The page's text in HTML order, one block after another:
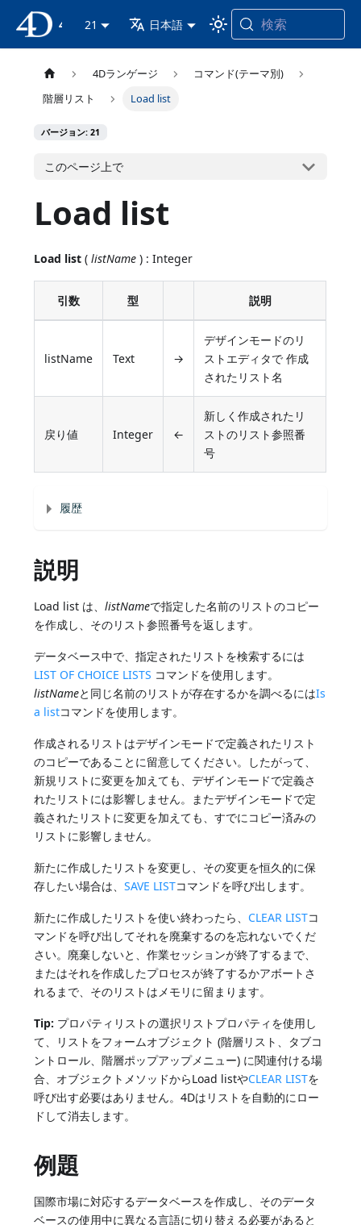
21 日本語 検索
4Dランゲージ
コマンド(テーマ別)
階層リスト
Load list
バージョン: 21
このページ上で
Load list
Load list (listName ) : Integer
引数 型 説明
listName Text →
デザインモードのリ
ストエディタで 作成
されたリスト名
戻り値 Integer ←
新しく作成されたリ
ストのリスト参照番
号
履歴
説明
Load list は、listNameで指定した名前のリストのコピー
を作成し、そのリスト参照番号を返します。
データベース中で、指定されたリストを検索するには
LIST OF CHOICE LISTS コマンドを使用します。
listNameと同じ名前のリストが存在するかを調べるにはIs
a listコマンドを使用します。
作成されるリストはデザインモードで定義されたリスト
のコピーであることに留意してください。したがって、
新規リストに変更を加えても、デザインモードで定義さ
れたリストには影響しません。またデザインモードで定
義されたリストに変更を加えても、すでにコピー済みの
リストに影響しません。
新たに作成したリストを変更し、その変更を恒久的に保
存したい場合は、SAVE LISTコマンドを呼び出します。
新たに作成したリストを使い終わったら、 CLEAR LISTコ
マンドを呼び出してそれを廃棄するのを忘れないでくだ
さい。廃棄しないと、作業セッションが終了するまで、
またはそれを作成したプロセスが終了するかアボートさ
れるまで、そのリストはメモリに留まります。
Tip: プロパティリストの選択リストプロパティを使用し
て、リストをフォームオブジェクト (階層リスト、タブコ
ントロール、階層ポップアップメニュー) に関連付ける場
合、オブジェクトメソッドからLoad listやCLEAR LISTを
呼び出す必要はありません。4Dはリストを自動的にロー
ドして消去します。
例題
国際市場に対応するデータベースを作成し、そのデータ
ベースの使用中に異なる言語に切り替える必要があると